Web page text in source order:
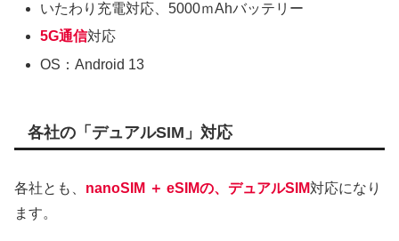
いたわり充電対応、5000ｍAhバッテリー
5G通信対応
OS：Android 13
各社の「デュアルSIM」対応
各社とも、 nanoSIM ＋ eSIMの、デュアルSIM対応になり
ます。